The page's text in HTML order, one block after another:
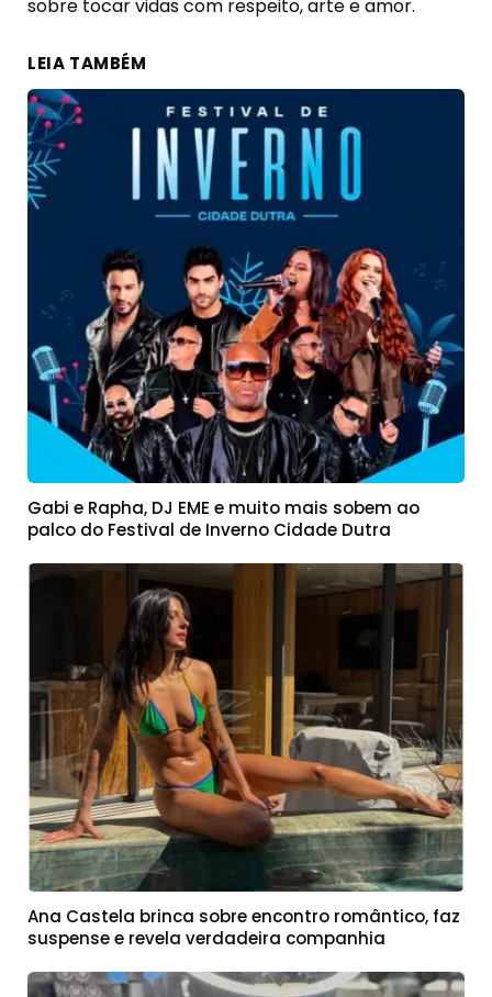
sobre tocar vidas com respeito, arte e amor.
LEIA TAMBÉM
Gabi e Rapha, DJ EME e muito mais sobem ao
palco do Festival de Inverno Cidade Dutra
Ana Castela brinca sobre encontro romântico, faz
suspense e revela verdadeira companhia